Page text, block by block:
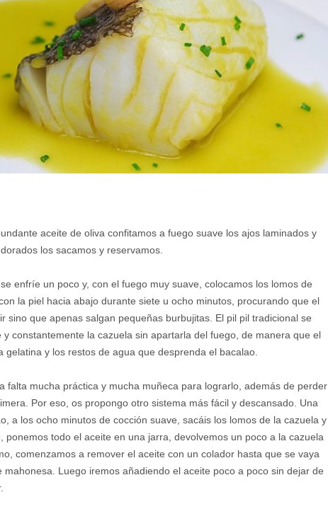
aceite de oliva confitamos a fuego suave los ajos laminados y
los sacamos y reservamos.
enfríe un poco y, con el fuego muy suave, colocamos los lomos de
la piel hacia abajo durante siete u ocho minutos, procurando que el
sino que apenas salgan pequeñas burbujitas. El pil pil tradicional se
y constantemente la cazuela sin apartarla del fuego, de manera que el
gelatina y los restos de agua que desprenda el bacalao.
falta mucha práctica y mucha muñeca para lograrlo, además de perder
Por eso, os propongo otro sistema más fácil y descansado. Una
a los ocho minutos de cocción suave, sacáis los lomos de la cazuela y
ponemos todo el aceite en una jarra, devolvemos un poco a la cazuela
comenzamos a remover el aceite con un colador hasta que se vaya
mahonesa. Luego iremos añadiendo el aceite poco a poco sin dejar de